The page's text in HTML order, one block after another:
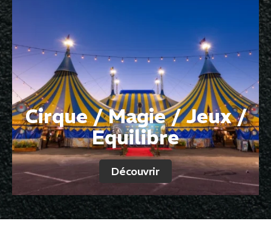
Cirque / Magie / Jeux /
Equilibre
Découvrir